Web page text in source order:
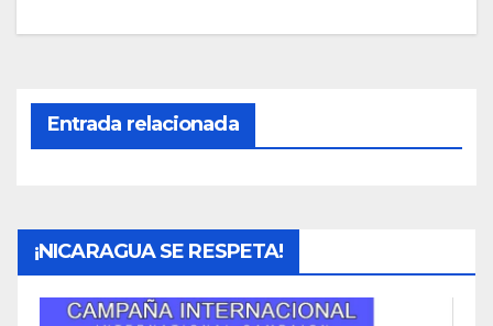
Entrada relacionada
¡NICARAGUA SE RESPETA!